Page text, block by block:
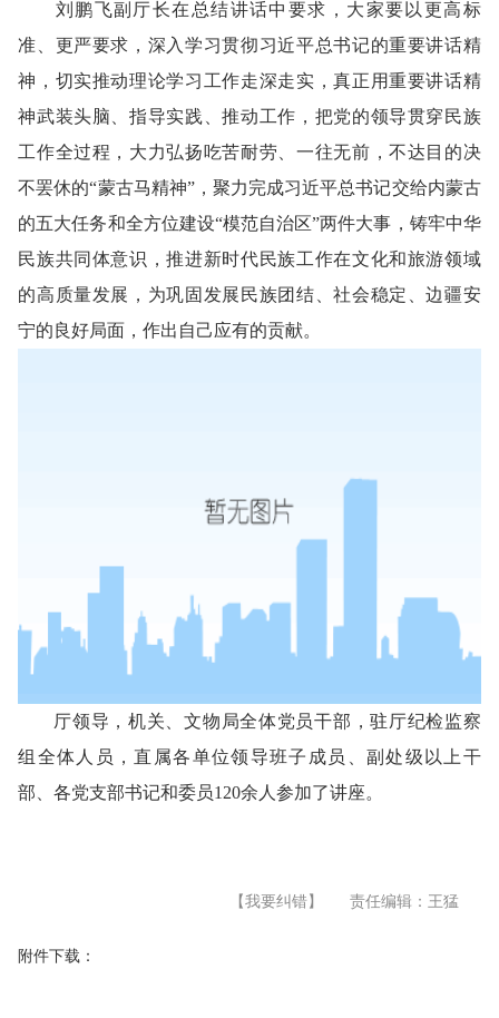
刘鹏飞副厅长在总结讲话中要求，大家要以更高标
准、更严要求，深入学习贯彻习近平总书记的重要讲话精
神，切实推动理论学习工作走深走实，真正用重要讲话精
神武装头脑、指导实践、推动工作，把党的领导贯穿民族
工作全过程，大力弘扬吃苦耐劳、一往无前，不达目的决
不罢休的“蒙古马精神”，聚力完成习近平总书记交给内蒙古
的五大任务和全方位建设“模范自治区”两件大事，铸牢中华
民族共同体意识，推进新时代民族工作在文化和旅游领域
的高质量发展，为巩固发展民族团结、社会稳定、边疆安
宁的良好局面，作出自己应有的贡献。
厅领导，机关、文物局全体党员干部，驻厅纪检监察
组全体人员，直属各单位领导班子成员、副处级以上干
部、各党支部书记和委员120余人参加了讲座。
【我要纠错】 责任编辑：王猛
附件下载：